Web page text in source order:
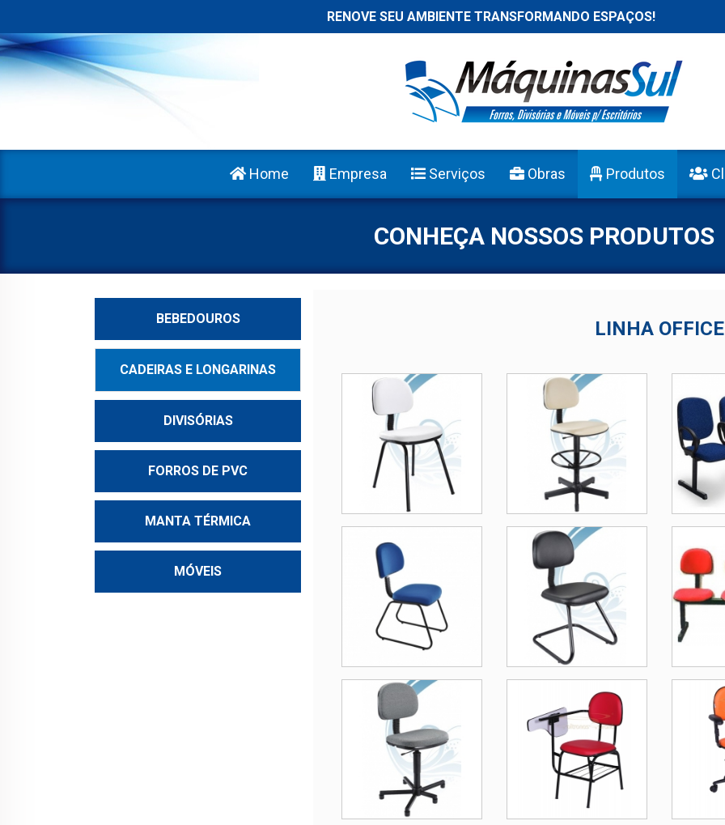
RENOVE SEU AMBIENTE TRANSFORMANDO ESPAÇOS!
Home Empresa Serviços Obras Produtos
CONHEÇA NOSSOS PRODUTOS
BEBEDOUROS
CADEIRAS E LONGARINAS
DIVISÓRIAS
FORROS DE PVC
MANTA TÉRMICA
MÓVEIS
LINHA OFFICE